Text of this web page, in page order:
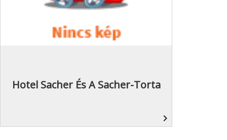
Hotel Sacher És A Sacher-Torta
navigate_next